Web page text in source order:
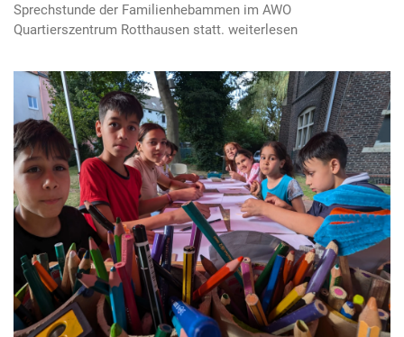
Sprechstunde der Familienhebammen im AWO
Quartierszentrum Rotthausen statt.